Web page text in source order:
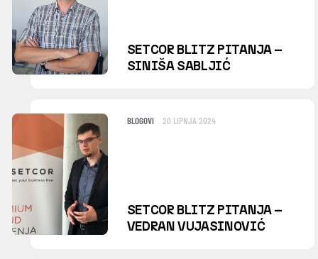
SETCOR BLITZ PITANJA –
SINIŠA SABLJIĆ
BLOGOVI 20 LIPNJA 2024
SETCOR BLITZ PITANJA –
VEDRAN VUJASINOVIĆ